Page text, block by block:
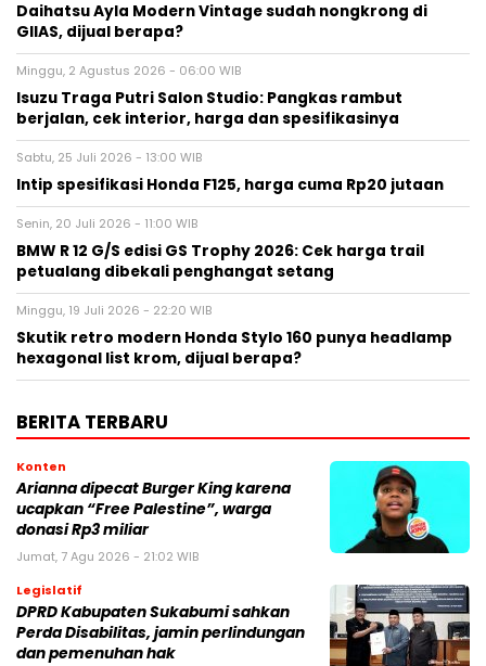
Daihatsu Ayla Modern Vintage sudah nongkrong di
GIIAS, dijual berapa?
Minggu, 2 Agustus 2026 - 06:00 WIB
Isuzu Traga Putri Salon Studio: Pangkas rambut
berjalan, cek interior, harga dan spesifikasinya
Sabtu, 25 Juli 2026 - 13:00 WIB
Intip spesifikasi Honda F125, harga cuma Rp20 jutaan
Senin, 20 Juli 2026 - 11:00 WIB
BMW R 12 G/S edisi GS Trophy 2026: Cek harga trail
petualang dibekali penghangat setang
Minggu, 19 Juli 2026 - 22:20 WIB
Skutik retro modern Honda Stylo 160 punya headlamp
hexagonal list krom, dijual berapa?
BERITA TERBARU
Konten
Arianna dipecat Burger King karena
ucapkan “Free Palestine”, warga
donasi Rp3 miliar
Jumat, 7 Agu 2026 - 21:02 WIB
Legislatif
DPRD Kabupaten Sukabumi sahkan
Perda Disabilitas, jamin perlindungan
dan pemenuhan hak